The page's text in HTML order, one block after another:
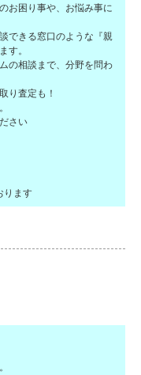
お困り事や、お悩み事に
できる窓口のような『親
す。
の相談まで、分野を問わ
り査定も！
さい
ります